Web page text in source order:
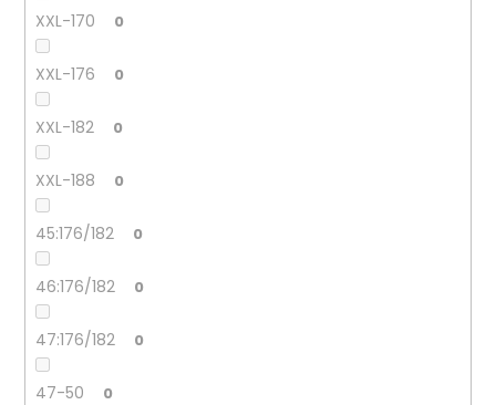
XXL-170 0
XXL-176 0
XXL-182 0
XXL-188 0
45:176/182 0
46:176/182 0
47:176/182 0
47-50 0